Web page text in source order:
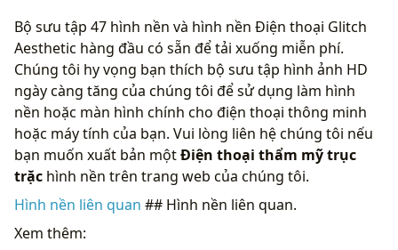
Bộ sưu tập 47 hình nền và hình nền Điện thoại Glitch
Aesthetic hàng đầu có sẵn để tải xuống miễn phí.
Chúng tôi hy vọng bạn thích bộ sưu tập hình ảnh HD
ngày càng tăng của chúng tôi để sử dụng làm hình
nền hoặc màn hình chính cho điện thoại thông minh
hoặc máy tính của bạn. Vui lòng liên hệ chúng tôi nếu
bạn muốn xuất bản mộtĐiện thoại thẩm mỹ trục
trặc hình nền trên trang web của chúng tôi.
Hình nền liên quan ## Hình nền liên quan.
Xem thêm: